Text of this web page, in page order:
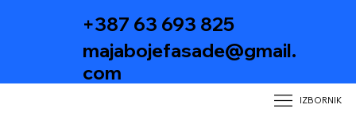
IZBORNIK
+387 63 693 825
majabojefasade@gmail.
com